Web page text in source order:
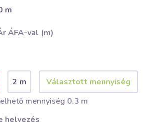
m
ÁFA-val (m)
2 m
mennyiség 0.3 m
helyezés